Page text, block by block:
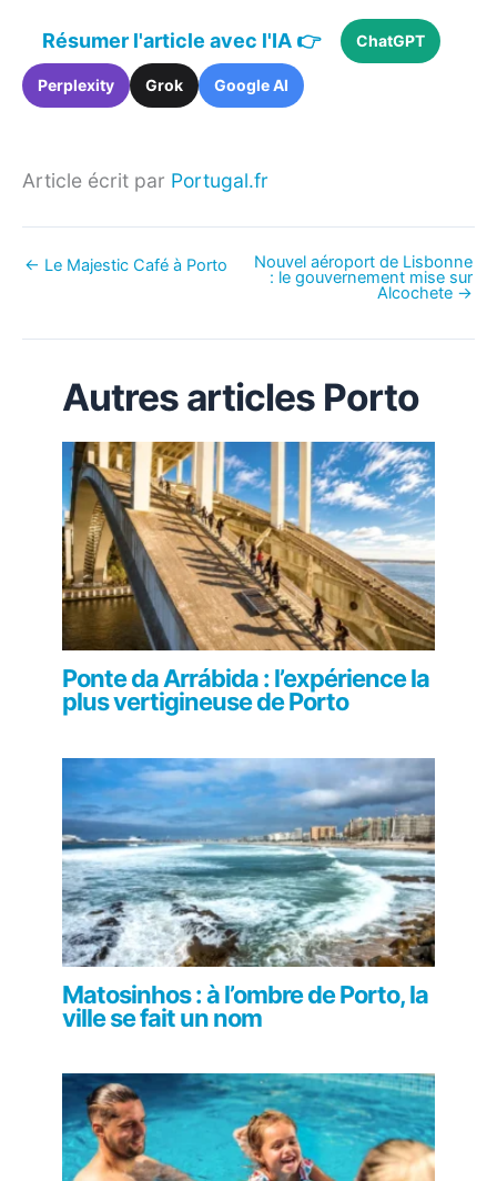
Résumer l'article avec l'IA 👉 ChatGPT
Perplexity Grok Google AI
Article écrit par Portugal.fr
← Le Majestic Café à Porto Nouvel aéroport de Lisbonne
: le gouvernement mise sur
Alcochete →
Autres articles Porto
Ponte da Arrábida : l’expérience la
plus vertigineuse de Porto
Matosinhos : à l’ombre de Porto, la
ville se fait un nom